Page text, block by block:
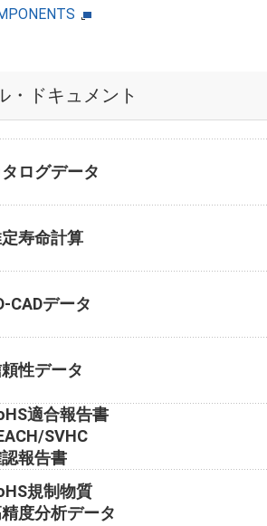
・ドキュメント
ログデータ
寿命計算
CADデータ
性データ
適合報告書
SVHC
報告書
規制物質
度分析データ